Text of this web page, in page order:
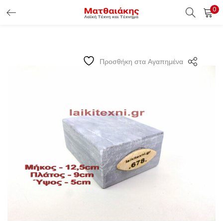
0
Προσθήκη στα Αγαπημένα
ΕΊΣΟΔΟΣ ΠΕΛΑΤΏΝ
Υπενθύμιση κωδικού
Είσοδος Πελατών
Χάσατε τον κωδικό σας ?